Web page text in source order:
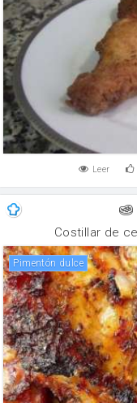
Leer
Costillar de
Pimentón dulce